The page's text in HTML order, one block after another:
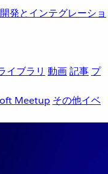
発とインテグレーショ
イブラリ 動画記事 プ
Meetup その他イベ